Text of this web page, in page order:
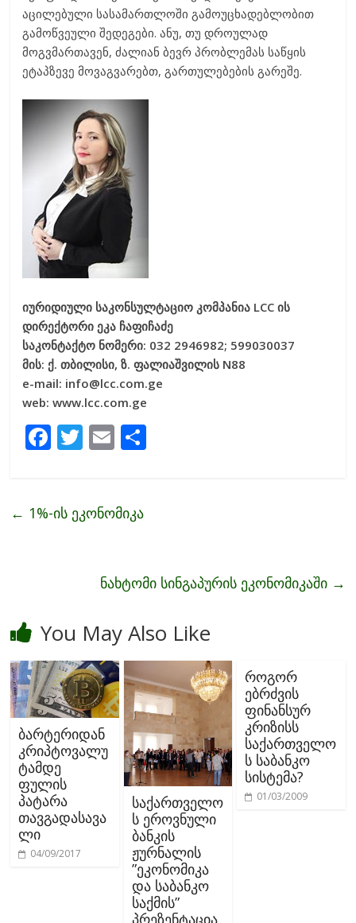
აცილებული სასამართლოში გამოუცხადებლობით
გამოწვეული შედეგები. ანუ, თუ დროულად
მოგვმართავენ, ძალიან ბევრ პრობლემას საწყის
ეტაპზევე მოვაგვარებთ, გართულებების გარეშე.
იურიდიული საკონსულტაციო კომპანია LCC ის
დირექტორი ეკა ჩაფიჩაძე
საკონტაქტო ნომერი: 032 2946982; 599030037
მის: ქ. თბილისი, ზ. ფალიაშვილის N88
e-mail: info@lcc.com.ge
web: www.lcc.com.ge
F
b
T
er
E
l
← 1%-ის ეკონომიკა
ნახტომი სინგაპურის ეკონომიკაში →
You May Also Like
ბარტერიდან
კრიპტოვალუ
ტამდე
ფულის
პატარა
თავგადასავა
ლი
04/09/2017
საქართველო
ს ეროვნული
ბანკის
ჟურნალის
”ეკონომიკა
და საბანკო
საქმის”
როგორ
ებრძვის
ფინანსურ
კრიზისს
საქართველო
ს საბანკო
სისტემა?
01/03/2009